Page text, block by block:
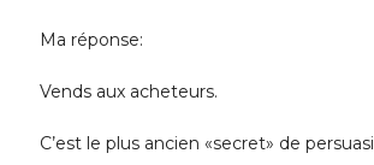
Ma réponse:
Vends aux acheteurs.
C’est le plus ancien «secret» de